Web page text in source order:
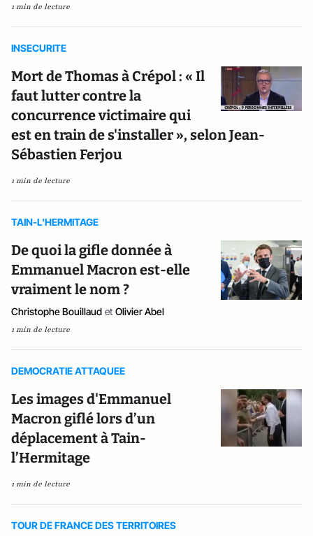
1 min de lecture
INSECURITE
Mort de Thomas à Crépol : « Il
faut lutter contre la
concurrence victimaire qui
est en train de s'installer », selon Jean-
Sébastien Ferjou
1 min de lecture
TAIN-L'HERMITAGE
De quoi la gifle donnée à
Emmanuel Macron est-elle
vraiment le nom ?
Christophe Bouillaud et Olivier Abel
1 min de lecture
DEMOCRATIE ATTAQUEE
Les images d'Emmanuel
Macron giflé lors d’un
déplacement à Tain-
l’Hermitage
1 min de lecture
TOUR DE FRANCE DES TERRITOIRES